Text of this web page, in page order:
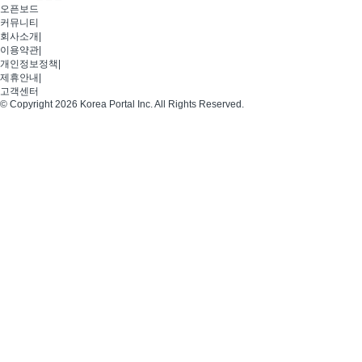
오픈보드
커뮤니티
회사소개
이용약관
개인정보정책
제휴안내
고객센터
© Copyright 2026 Korea Portal Inc. All Rights Reserved.